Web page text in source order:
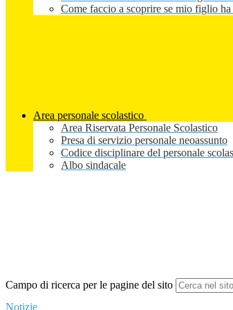
Come faccio a scoprire se mio figlio
Area personale scolastico
Area Riservata Personale Scolastico
Presa di servizio personale neoassunto
Codice disciplinare del personale
Albo sindacale
Campo di ricerca per le pagine del sito
Notizie